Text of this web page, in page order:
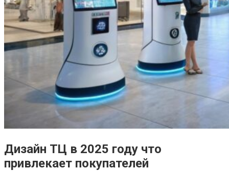
Дизайн ТЦ в 2025 году что
привлекает покупателей